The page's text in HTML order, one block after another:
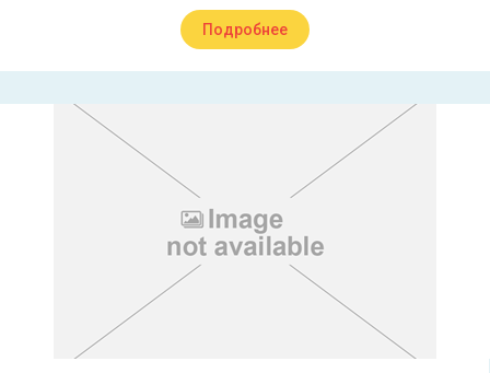
Подробнее